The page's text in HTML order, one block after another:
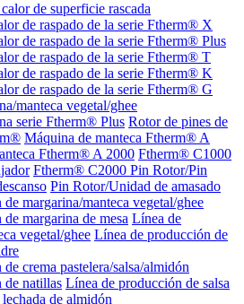
de superficie rascada
de raspado de la serie Ftherm® X
de raspado de la serie Ftherm® Plus
de raspado de la serie Ftherm® T
de raspado de la serie Ftherm® K
de raspado de la serie Ftherm® G
manteca vegetal/ghee
serie Ftherm® Plus Rotor de pines de
Máquina de manteca Ftherm® A
Ftherm® A 2000 Ftherm® C1000
Ftherm® C2000 Pin Rotor/Pin
Pin Rotor/Unidad de amasado
margarina/manteca vegetal/ghee
margarina de mesa Línea de
vegetal/ghee Línea de producción de
crema pastelera/salsa/almidón
de natillas Línea de producción de salsa
de almidón